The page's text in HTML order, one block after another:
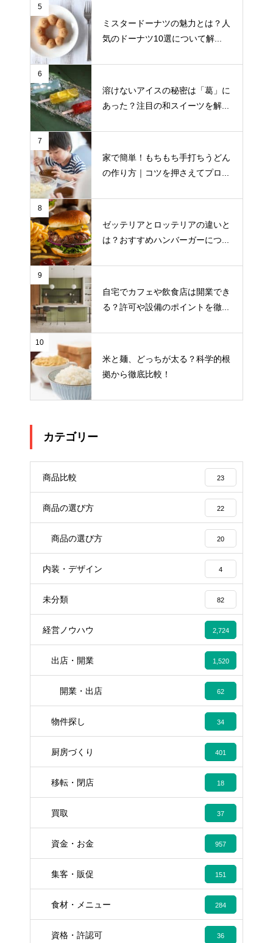
5
ミスタードーナツの魅力とは？人
気のドーナツ10選について解...
6
溶けないアイスの秘密は「葛」に
あった？注目の和スイーツを解...
7
家で簡単！もちもち手打ちうどん
の作り方｜コツを押さえてプロ...
8
ゼッテリアとロッテリアの違いと
は？おすすめハンバーガーにつ...
9
自宅でカフェや飲食店は開業でき
る？許可や設備のポイントを徹...
10
米と麺、どっちが太る？科学的根
拠から徹底比較！
カテゴリー
商品比較 23
商品の選び方 22
商品の選び方 20
内装・デザイン 4
未分類 82
経営ノウハウ 2,724
出店・開業 1,520
開業・出店 62
物件探し 34
厨房づくり 401
移転・閉店 18
買取 37
資金・お金 957
集客・販促 151
食材・メニュー 284
資格・許認可 36